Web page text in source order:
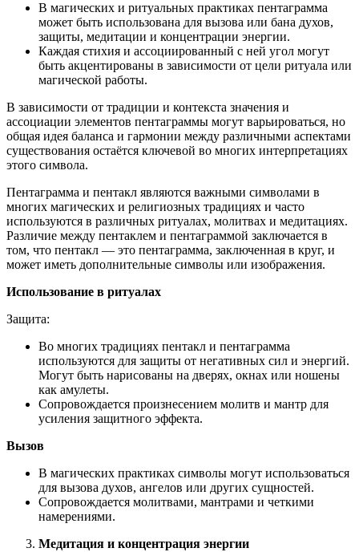
В магических и ритуальных практиках пентаграмма
может быть использована для вызова или бана духов,
защиты, медитации и концентрации энергии.
Каждая стихия и ассоциированный с ней угол могут
быть акцентированы в зависимости от цели ритуала или
магической работы.
В зависимости от традиции и контекста значения и
ассоциации элементов пентаграммы могут варьироваться, но
общая идея баланса и гармонии между различными аспектами
существования остаётся ключевой во многих интерпретациях
этого символа.
Пентаграмма и пентакл являются важными символами в
многих магических и религиозных традициях и часто
используются в различных ритуалах, молитвах и медитациях.
Различие между пентаклем и пентаграммой заключается в
том, что пентакл — это пентаграмма, заключенная в круг, и
может иметь дополнительные символы или изображения.
Использование в ритуалах
Защита:
Во многих традициях пентакл и пентаграмма
используются для защиты от негативных сил и энергий.
Могут быть нарисованы на дверях, окнах или ношены
как амулеты.
Сопровождается произнесением молитв и мантр для
усиления защитного эффекта.
Вызов
В магических практиках символы могут использоваться
для вызова духов, ангелов или других сущностей.
Сопровождается молитвами, мантрами и четкими
намерениями.
Медитация и концентрация энергии